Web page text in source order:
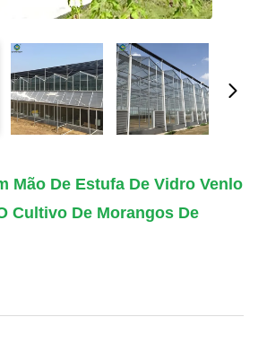
Mão De Estufa De Vidro Venlo
Cultivo De Morangos De